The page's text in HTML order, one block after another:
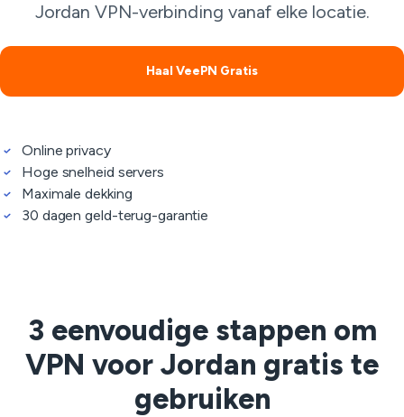
Jordan VPN-verbinding vanaf elke locatie.
Haal VeePN Gratis
Online privacy
Hoge snelheid servers
Maximale dekking
30 dagen geld-terug-garantie
3 eenvoudige stappen om
VPN voor Jordan gratis te
gebruiken